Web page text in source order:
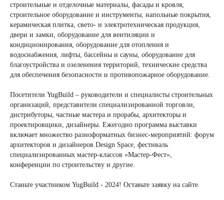
строительные и отделочные материалы, фасады и кровля,
строительное оборудование и инструменты, напольные покрытия,
керамическая плитка, свето- и электротехническая продукция,
двери и замки, оборудование для вентиляции и
кондиционирования, оборудование для отопления и
водоснабжения, лифты, бассейны и сауны, оборудование для
благоустройства и озеленения территорий, технические средства
для обеспечения безопасности и противопожарное оборудование.
Посетители YugBuild – руководители и специалисты строительных
организаций, представители специализированной торговли,
дистрибуторы, частные мастера и прорабы, архитекторы и
проектировщики, дизайнеры. Ежегодно программа выставки
включает множество разноформатных бизнес-мероприятий: форум
архитекторов и дизайнеров Design Space, фестиваль
специализированных мастер-классов «Мастер-Фест»,
конференции по строительству и другие.
Станьте участником YugBuild - 2024! Оставьте заявку на сайте.